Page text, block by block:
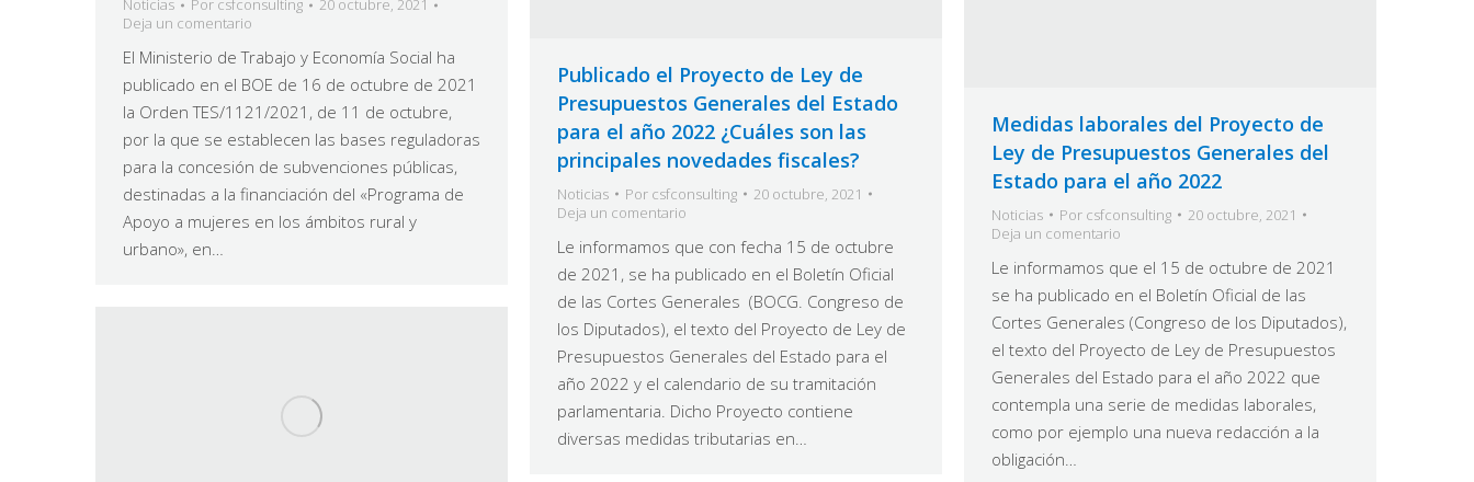
Noticias Por csfconsulting
20 octubre, 2021
Deja un comentario
El Ministerio de Trabajo y Economía Social ha
publicado en el BOE de 16 de octubre de 2021
la Orden TES/1121/2021, de 11 de octubre,
por la que se establecen las bases reguladoras
para la concesión de subvenciones públicas,
destinadas a la financiación del «Programa de
Apoyo a mujeres en los ámbitos rural y
urbano», en…
Publicado el Proyecto de Ley de
Presupuestos Generales del Estado
para el año 2022 ¿Cuáles son las
principales novedades fiscales?
Noticias Por csfconsulting
20 octubre, 2021
Deja un comentario
Le informamos que con fecha 15 de octubre
de 2021, se ha publicado en el Boletín Oficial
de las Cortes Generales (BOCG. Congreso de
los Diputados), el texto del Proyecto de Ley de
Presupuestos Generales del Estado para el
año 2022 y el calendario de su tramitación
parlamentaria. Dicho Proyecto contiene
diversas medidas tributarias en…
Medidas laborales del Proyecto de
Ley de Presupuestos Generales del
Estado para el año 2022
Noticias Por csfconsulting
20 octubre, 2021
Deja un comentario
Le informamos que el 15 de octubre de 2021
se ha publicado en el Boletín Oficial de las
Cortes Generales (Congreso de los Diputados),
el texto del Proyecto de Ley de Presupuestos
Generales del Estado para el año 2022 que
contempla una serie de medidas laborales,
como por ejemplo una nueva redacción a la
obligación…